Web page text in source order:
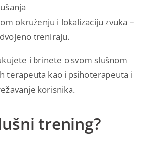
okruženju i lokalizaciju zvuka –
treniraju.
i brinete o svom slušnom
terapeuta kao i psihoterapeuta i
korisnika.
trening?